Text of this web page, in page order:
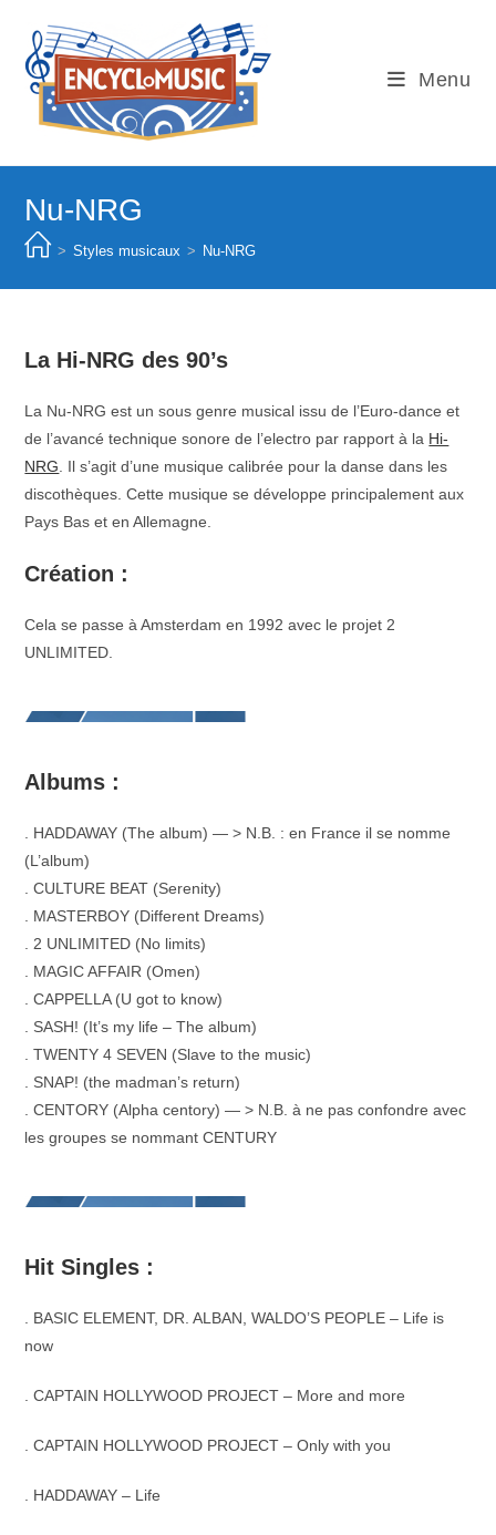
content
Menu
Nu-NRG
> Styles musicaux > Nu-NRG
La Hi-NRG des 90’s
La Nu-NRG est un sous genre musical issu de l’Euro-dance et
de l’avancé technique sonore de l’electro par rapport à la Hi-
NRG . Il s’agit d’une musique calibrée pour la danse dans les
discothèques. Cette musique se développe principalement aux
Pays Bas et en Allemagne.
Création :
Cela se passe à Amsterdam en 1992 avec le projet 2
UNLIMITED.
Albums :
. HADDAWAY (The album) — > N.B. : en France il se nomme
(L’album)
. CULTURE BEAT (Serenity)
. MASTERBOY (Different Dreams)
. 2 UNLIMITED (No limits)
. MAGIC AFFAIR (Omen)
. CAPPELLA (U got to know)
. SASH! (It’s my life – The album)
. TWENTY 4 SEVEN (Slave to the music)
. SNAP! (the madman’s return)
. CENTORY (Alpha centory) — > N.B. à ne pas confondre avec
les groupes se nommant CENTURY
Hit Singles :
. BASIC ELEMENT, DR. ALBAN, WALDO’S PEOPLE – Life is
now
. CAPTAIN HOLLYWOOD PROJECT – More and more
. CAPTAIN HOLLYWOOD PROJECT – Only with you
. HADDAWAY – Life